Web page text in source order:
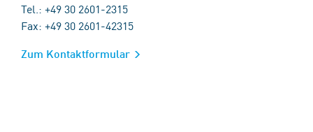
Tel.: +49 30 2601-2315
Fax: +49 30 2601-42315
Zum Kontaktformular